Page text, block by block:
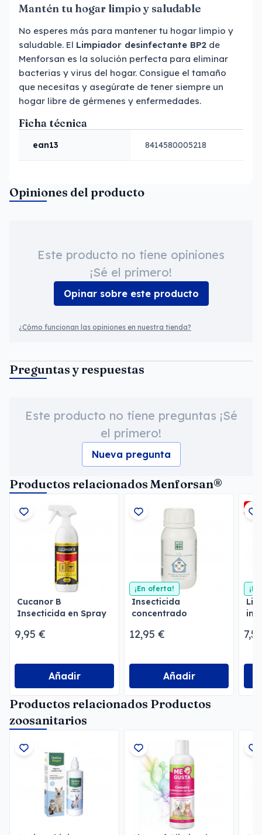
Mantén tu hogar limpio y saludable
No esperes más para mantener tu hogar limpio y
saludable. El Limpiador desinfectante BP2 de
Menforsan es la solución perfecta para eliminar
bacterias y virus del hogar. Consigue el tamaño
que necesitas y asegúrate de tener siempre un
hogar libre de gérmenes y enfermedades.
Ficha técnica
ean13 8414580005218
Opiniones del producto
Este producto no tiene opiniones
¡Sé el primero!
Opinar sobre este producto
¿Cómo funcionan las opiniones en nuestra tienda?
Preguntas y respuestas
Este producto no tiene preguntas ¡Sé
el primero!
Nueva pregunta
Productos relacionados Menforsan®
Cucanor B
Insecticida en Spray
9,95 €
Añadir
¡En oferta!
Insecticida
concentrado
Menforsan
12,95 €
Añadir
-
Productos relacionados Productos
zoosanitarios